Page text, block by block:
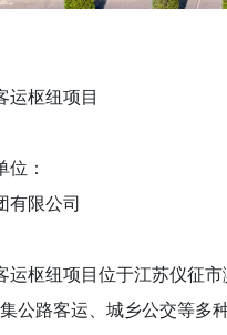
运枢纽项目
位：
有限公司
运枢纽项目位于江苏仪征
公路客运、城乡公交等多